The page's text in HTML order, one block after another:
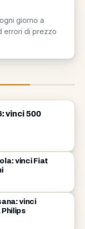
giorno a
errori di prezzo
vinci 500
vinci Fiat
vinci